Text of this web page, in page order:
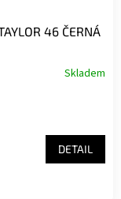
46 ČERNÁ
Skladem
DETAIL